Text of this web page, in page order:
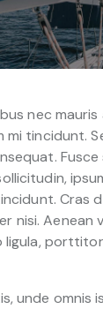
nec mauris
mi tincidunt.
Cras
nisi. Aenean
ligula,
unde omnis